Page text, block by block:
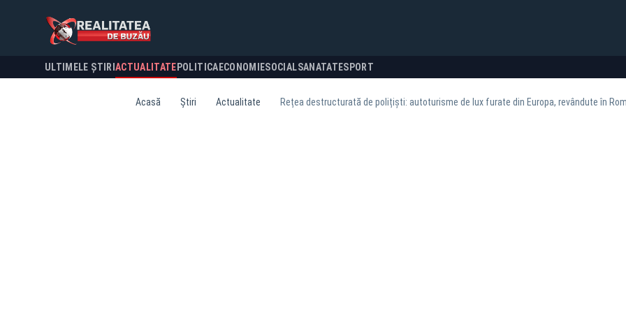
ULTIMELE ȘTIRI ACTUALITATE POLITICA ECONOMIESOCIALSANATATESPORT
Acasă Știri Actualitate Rețea destructurată de polițiști: autoturisme de lux furate din Europa, revândute în